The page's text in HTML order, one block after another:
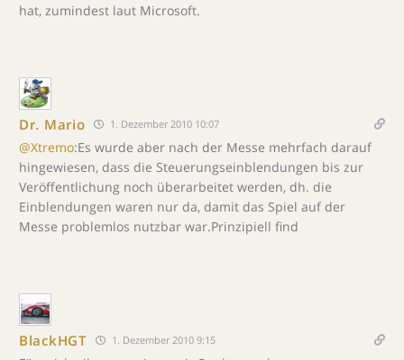
hat, zumindest laut Microsoft.
Dr. Mario 1. Dezember 2010 10:07
@Xtremo:Es wurde aber nach der Messe mehrfach darauf
hingewiesen, dass die Steuerungseinblendungen bis zur
Veröffentlichung noch überarbeitet werden, dh. die
Einblendungen waren nur da, damit das Spiel auf der
Messe problemlos nutzbar war.Prinzipiell find
BlackHGT 1. Dezember 2010 9:15